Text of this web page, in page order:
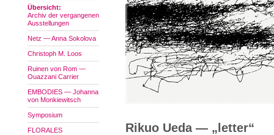
Übersicht:
Archiv der vergangenen
Ausstellungen
Netz — Anna Sokolova
Christoph M. Loos
Ruinen von Rom —
Ouazzani Carrier
EMBODIES — Johanna
von Monkiewitsch
Symposium
FLORALES Rikuo Ueda — „letter“